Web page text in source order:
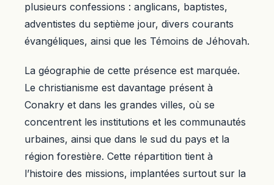
plusieurs confessions : anglicans, baptistes,
adventistes du septième jour, divers courants
évangéliques, ainsi que les Témoins de Jéhovah.
La géographie de cette présence est marquée.
Le christianisme est davantage présent à
Conakry et dans les grandes villes, où se
concentrent les institutions et les communautés
urbaines, ainsi que dans le sud du pays et la
région forestière. Cette répartition tient à
l’histoire des missions, implantées surtout sur la